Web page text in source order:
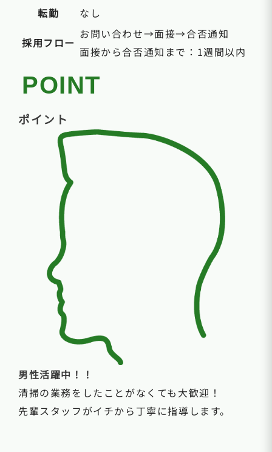
転勤
なし
採用フロー
お問い合わせ→面接→合否通知
面接から合否通知まで：1週間以内
POINT
ポイント
男性活躍中！！
清掃の業務をしたことがなくても大歓迎！
先輩スタッフがイチから丁寧に指導します。